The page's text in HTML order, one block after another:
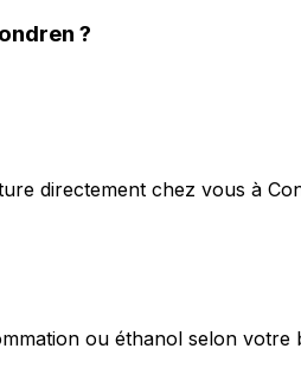
?
directement chez vous à
ou éthanol selon votre